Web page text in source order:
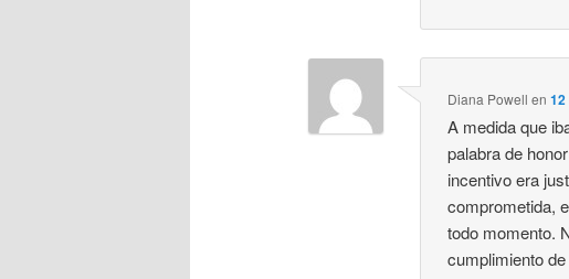
Diana Powell en
A medida que
palabra de
incentivo era
comprometida,
todo momento.
cumplimiento